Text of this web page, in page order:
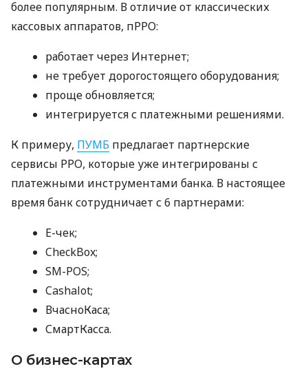
более популярным. В отличие от классических
кассовых аппаратов, пРРО:
работает через Интернет;
не требует дорогостоящего оборудования;
проще обновляется;
интегрируется с платежными решениями.
К примеру, ПУМБ предлагает партнерские
сервисы РРО, которые уже интегрированы с
платежными инструментами банка. В настоящее
время банк сотрудничает с 6 партнерами:
E-чек;
CheckBox;
SM-POS;
Cashalot;
ВчасноКаса;
СмартКасса.
О бизнес-картах